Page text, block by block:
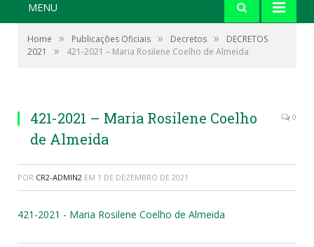
MENU
Home » Publicações Oficiais » Decretos »
DECRETOS
2021
» 421-2021 – Maria Rosilene Coelho de Almeida
421-2021 – Maria Rosilene Coelho
de Almeida
0
POR CR2-ADMIN2 EM 1 DE DEZEMBRO DE 2021
421-2021 - Maria Rosilene Coelho de Almeida